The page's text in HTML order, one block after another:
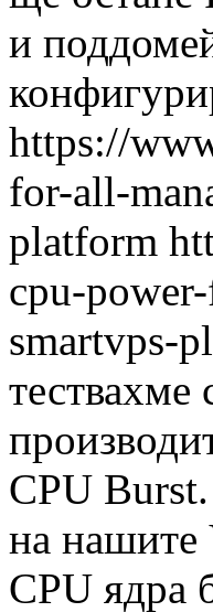
и
https://
for-all-
platform
cpu-
smartvps-
тествахме
CPU Burst.
на нашите
CPU ядра